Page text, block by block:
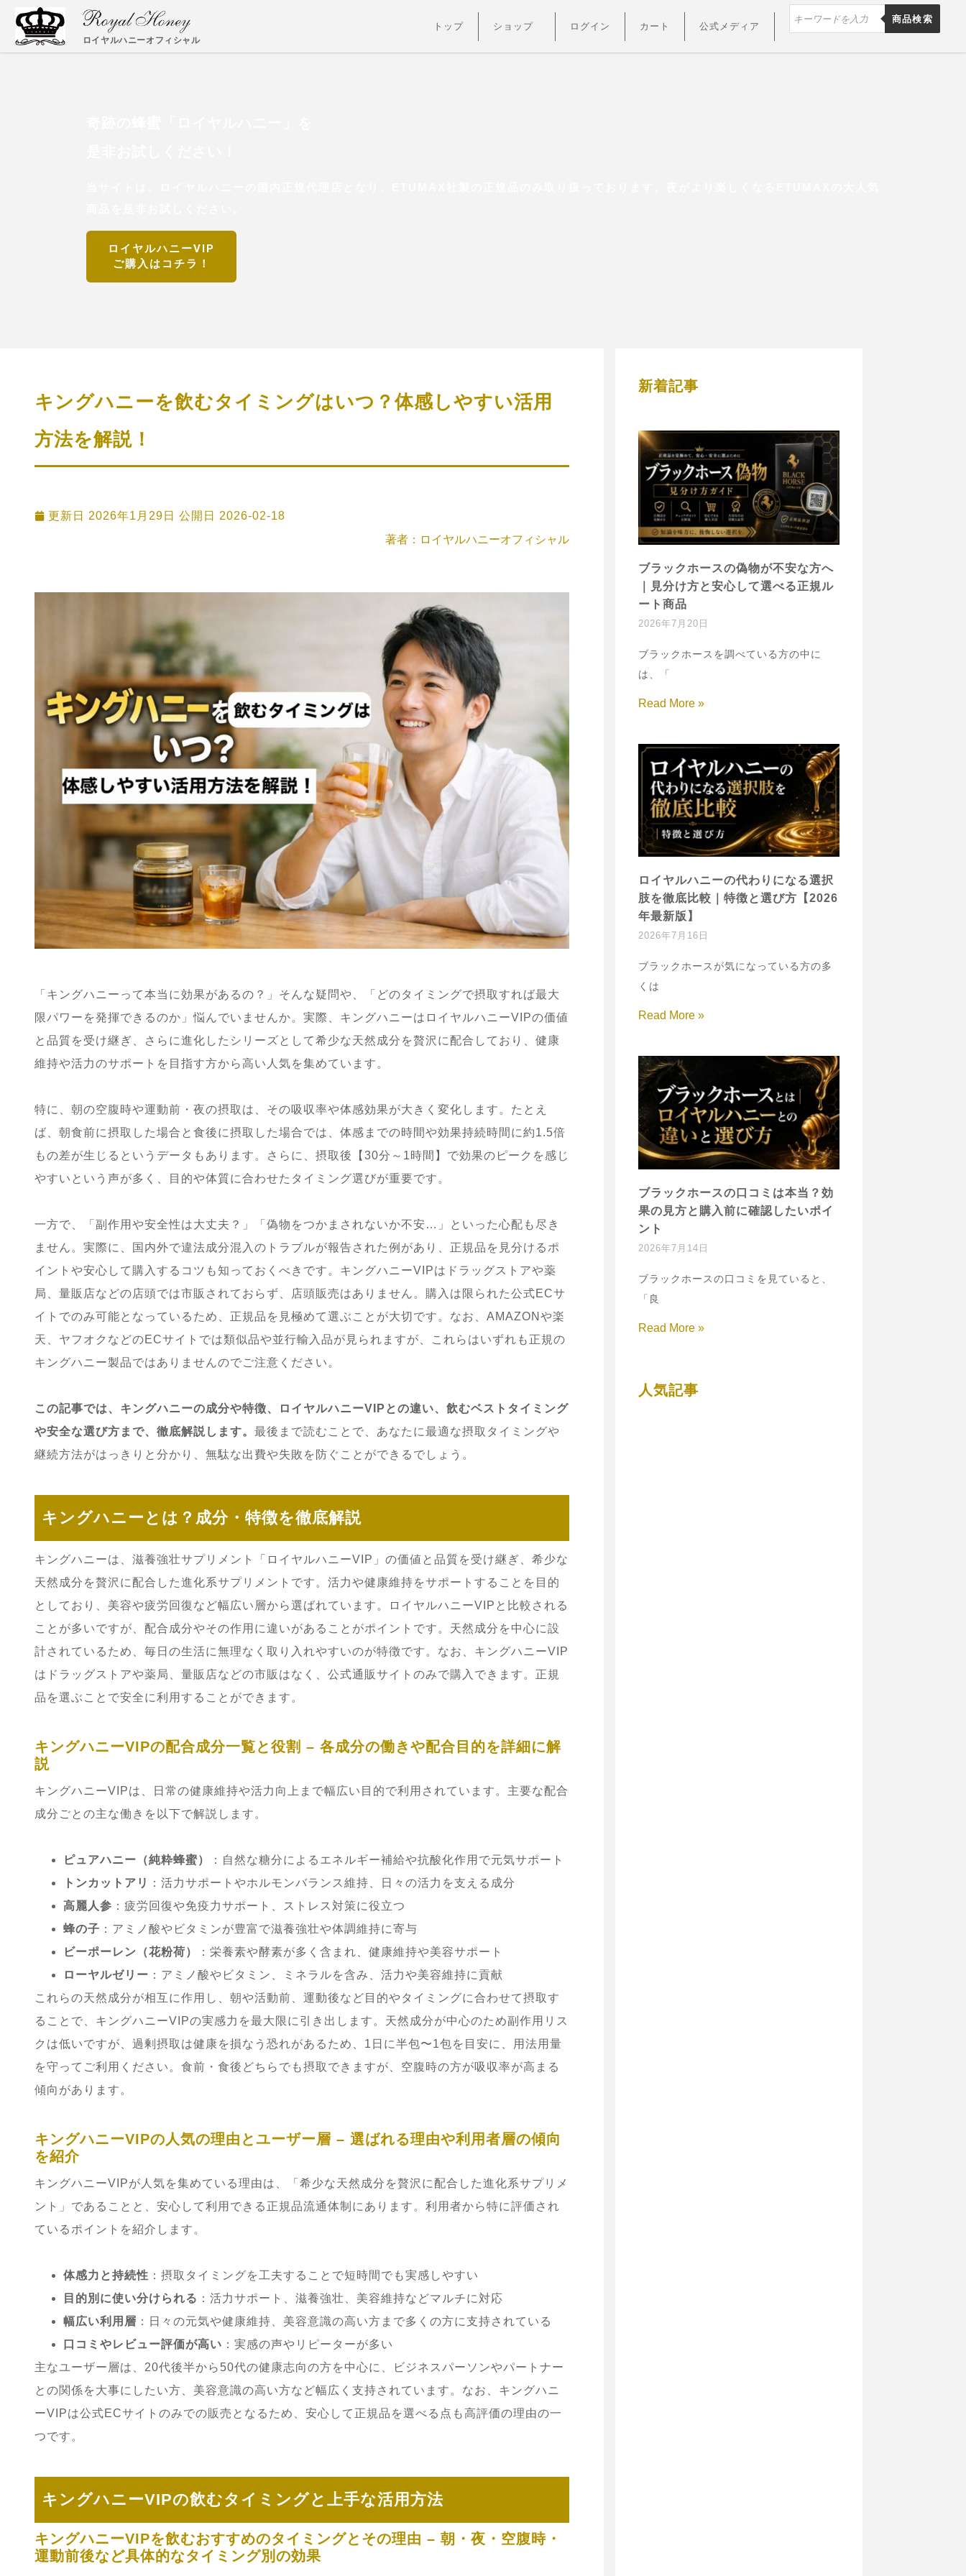
ロイヤルハニーオフィシャル
トップ ショップ ログイン カート 公式メディア
商品検索
ロイヤルハニーVIP
ご購入はコチラ！
キングハニーを飲むタイミングはいつ？体感しやすい活用
方法を解説！
更新日 2026年1月29日 公開日 2026-02-18
著者：ロイヤルハニーオフィシャル
「キングハニーって本当に効果があるの？」そんな疑問や、「どのタイミングで摂取すれば最大
限パワーを発揮できるのか」悩んでいませんか。実際、キングハニーはロイヤルハニーVIPの価値
と品質を受け継ぎ、さらに進化したシリーズとして希少な天然成分を贅沢に配合しており、健康
維持や活力のサポートを目指す方から高い人気を集めています。
特に、朝の空腹時や運動前・夜の摂取は、その吸収率や体感効果が大きく変化します。たとえ
ば、朝食前に摂取した場合と食後に摂取した場合では、体感までの時間や効果持続時間に約1.5倍
もの差が生じるというデータもあります。さらに、摂取後【30分～1時間】で効果のピークを感じ
やすいという声が多く、目的や体質に合わせたタイミング選びが重要です。
一方で、「副作用や安全性は大丈夫？」「偽物をつかまされないか不安…」といった心配も尽き
ません。実際に、国内外で違法成分混入のトラブルが報告された例があり、正規品を見分けるポ
イントや安心して購入するコツも知っておくべきです。キングハニーVIPはドラッグストアや薬
局、量販店などの店頭では市販されておらず、店頭販売はありません。購入は限られた公式ECサ
イトでのみ可能となっているため、正規品を見極めて選ぶことが大切です。なお、AMAZONや楽
天、ヤフオクなどのECサイトでは類似品や並行輸入品が見られますが、これらはいずれも正規の
キングハニー製品ではありませんのでご注意ください。
この記事では、キングハニーの成分や特徴、ロイヤルハニーVIPとの違い、飲むベストタイミング
や安全な選び方まで、徹底解説します。 最後まで読むことで、あなたに最適な摂取タイミングや
継続方法がはっきりと分かり、無駄な出費や失敗を防ぐことができるでしょう。
キングハニーとは？成分・特徴を徹底解説
キングハニーは、滋養強壮サプリメント「ロイヤルハニーVIP」の価値と品質を受け継ぎ、希少な
天然成分を贅沢に配合した進化系サプリメントです。活力や健康維持をサポートすることを目的
としており、美容や疲労回復など幅広い層から選ばれています。ロイヤルハニーVIPと比較される
ことが多いですが、配合成分やその作用に違いがあることがポイントです。天然成分を中心に設
計されているため、毎日の生活に無理なく取り入れやすいのが特徴です。なお、キングハニーVIP
はドラッグストアや薬局、量販店などの市販はなく、公式通販サイトのみで購入できます。正規
品を選ぶことで安全に利用することができます。
キングハニーVIPの配合成分一覧と役割 – 各成分の働きや配合目的を詳細に解
説
キングハニーVIPは、日常の健康維持や活力向上まで幅広い目的で利用されています。主要な配合
成分ごとの主な働きを以下で解説します。
ピュアハニー（純粋蜂蜜）
：自然な糖分によるエネルギー補給や抗酸化作用で元気サポート
トンカットアリ
：活力サポートやホルモンバランス維持、日々の活力を支える成分
高麗人参 ：疲労回復や免疫力サポート、ストレス対策に役立つ
蜂の子 ：アミノ酸やビタミンが豊富で滋養強壮や体調維持に寄与
ビーポーレン（花粉荷）
：栄養素や酵素が多く含まれ、健康維持や美容サポート
ローヤルゼリー ：アミノ酸やビタミン、ミネラルを含み、活力や美容維持に貢献
これらの天然成分が相互に作用し、朝や活動前、運動後など目的やタイミングに合わせて摂取す
ることで、キングハニーVIPの実感力を最大限に引き出します。天然成分が中心のため副作用リス
クは低いですが、過剰摂取は健康を損なう恐れがあるため、1日に半包〜1包を目安に、用法用量
を守ってご利用ください。食前・食後どちらでも摂取できますが、空腹時の方が吸収率が高まる
傾向があります。
キングハニーVIPの人気の理由とユーザー層 – 選ばれる理由や利用者層の傾向
を紹介
キングハニーVIPが人気を集めている理由は、「希少な天然成分を贅沢に配合した進化系サプリメ
ント」であることと、安心して利用できる正規品流通体制にあります。利用者から特に評価され
ているポイントを紹介します。
体感力と持続性 ：摂取タイミングを工夫することで短時間でも実感しやすい
目的別に使い分けられる ：活力サポート、滋養強壮、美容維持などマルチに対応
幅広い利用層 ：日々の元気や健康維持、美容意識の高い方まで多くの方に支持されている
口コミやレビュー評価が高い ：実感の声やリピーターが多い
主なユーザー層は、20代後半から50代の健康志向の方を中心に、ビジネスパーソンやパートナー
との関係を大事にしたい方、美容意識の高い方など幅広く支持されています。なお、キングハニ
ーVIPは公式ECサイトのみでの販売となるため、安心して正規品を選べる点も高評価の理由の一
つです。
キングハニーVIPの飲むタイミングと上手な活用方法
キングハニーVIPを飲むおすすめのタイミングとその理由 – 朝・夜・空腹時・
運動前後など具体的なタイミング別の効果
新着記事
ブラックホースの偽物が不安な方へ
｜見分け方と安心して選べる正規ル
ート商品
2026年7月20日
ブラックホースを調べている方の中に
は、「
Read More »
ロイヤルハニーの代わりになる選択
肢を徹底比較｜特徴と選び方【2026
年最新版】
2026年7月16日
ブラックホースが気になっている方の多
くは
Read More »
ブラックホースの口コミは本当？効
果の見方と購入前に確認したいポイ
ント
2026年7月14日
ブラックホースの口コミを見ていると、
「良
Read More »
人気記事